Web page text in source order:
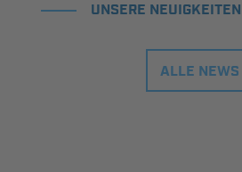
UNSERE
ALLE NEWS